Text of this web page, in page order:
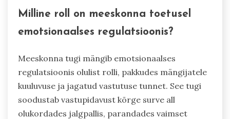
Milline roll on meeskonna toetusel
emotsionaalses regulatsioonis?
Meeskonna tugi mängib emotsionaalses
regulatsioonis olulist rolli, pakkudes mängijatele
kuuluvuse ja jagatud vastutuse tunnet. See tugi
soodustab vastupidavust kõrge surve all
olukordades jalgpallis, parandades vaimset